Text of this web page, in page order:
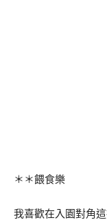
＊＊餵食樂
我喜歡在入園對角